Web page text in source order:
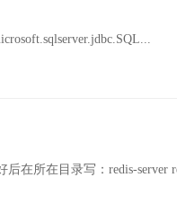
在所在目录写：redis-server